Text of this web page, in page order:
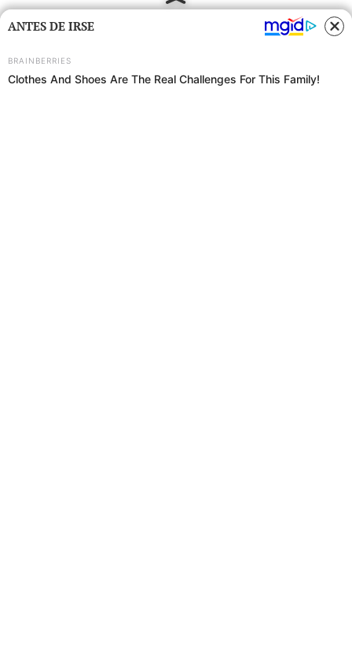
ANTES DE IRSE